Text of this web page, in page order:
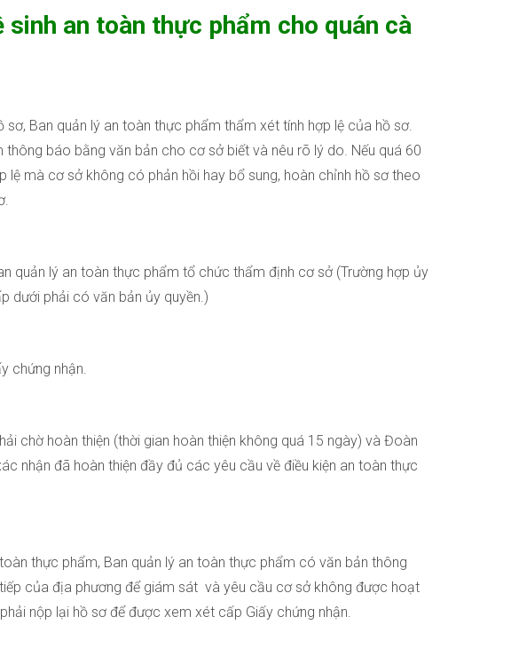
an toàn thực phẩm cho quán cà
Ban quản lý an toàn thực phẩm thẩm xét tính hợp lệ của hồ sơ.
báo bằng văn bản cho cơ sở biết và nêu rõ lý do. Nếu quá 60
mà cơ sở không có phản hồi hay bổ sung, hoàn chỉnh hồ sơ theo
quản lý an toàn thực phẩm tổ chức thẩm định cơ sở (Trường hợp ủy
dưới phải có văn bản ủy quyền.)
chứng nhận.
chờ hoàn thiện (thời gian hoàn thiện không quá 15 ngày) và Đoàn
nhận đã hoàn thiện đầy đủ các yêu cầu về điều kiện an toàn thực
thực phẩm, Ban quản lý an toàn thực phẩm có văn bản thông
của địa phương để giám sát và yêu cầu cơ sở không được hoạt
nộp lại hồ sơ để được xem xét cấp Giấy chứng nhận.